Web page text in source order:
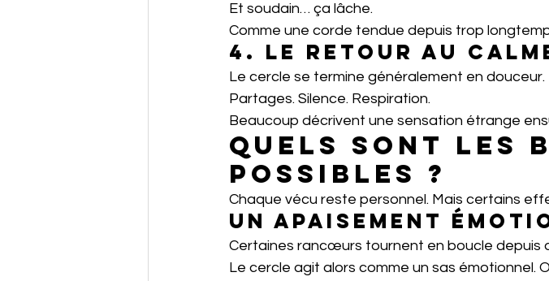
Et soudain… ça lâche.
Comme une corde tendue depuis trop
4. Le retour au
Le cercle se termine généralement en douceur.
Partages. Silence. Respiration.
Beaucoup décrivent une sensation étrange
Quels sont les
possibles ?
Chaque vécu reste personnel. Mais certains
Un apaisement
Certaines rancœurs tournent en boucle depuis
Le cercle agit alors comme un sas émotionnel.